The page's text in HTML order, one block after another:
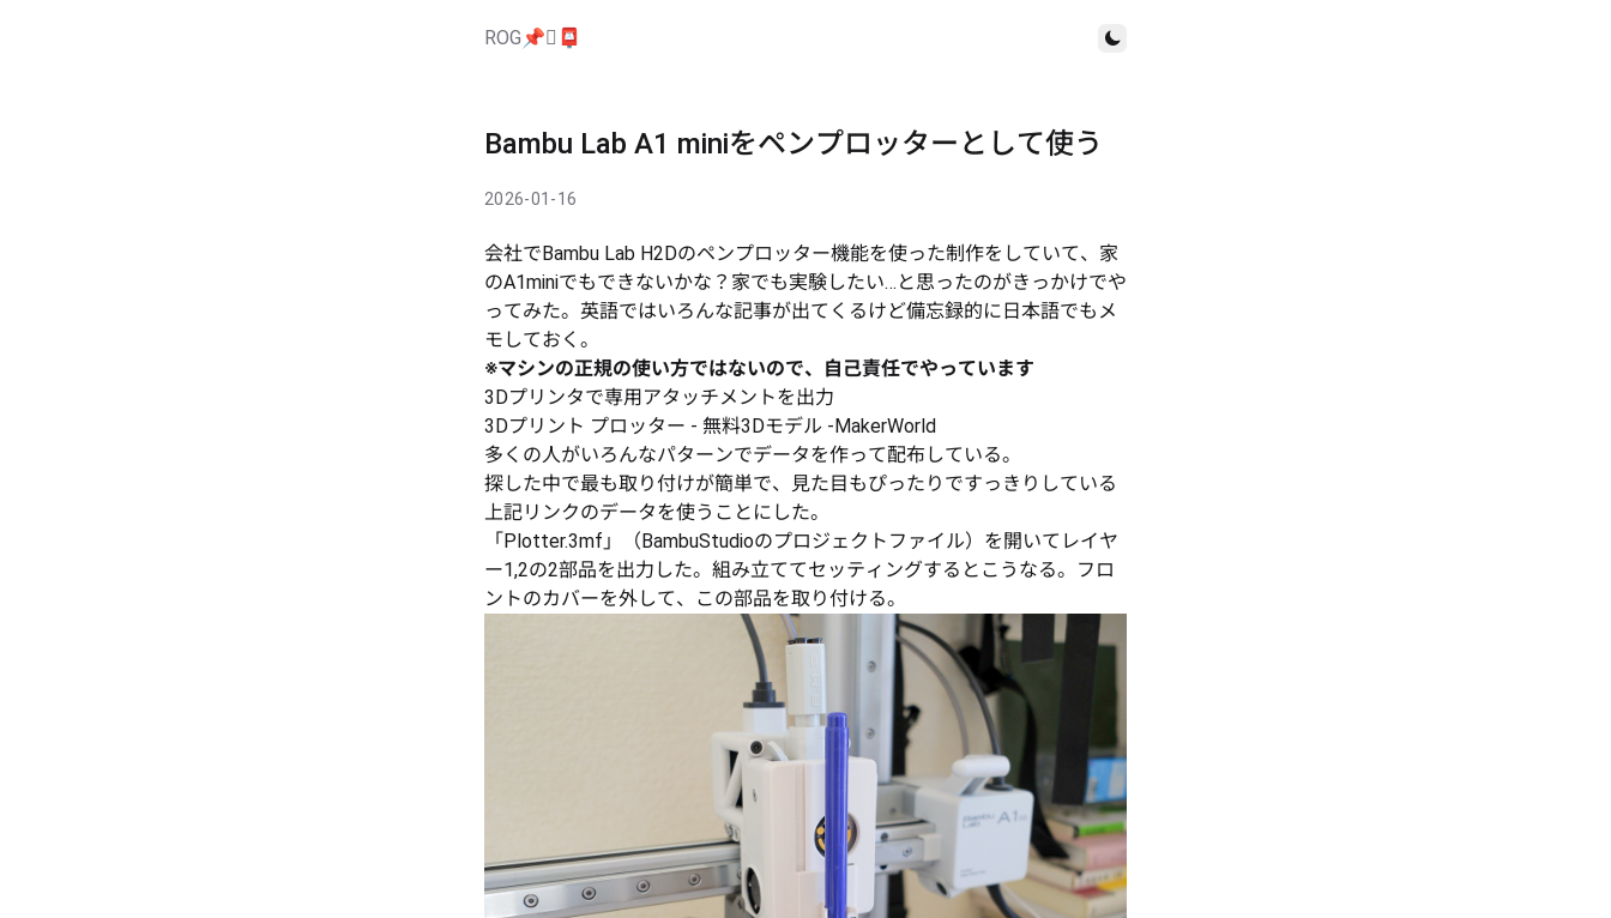
ROG 📌🫆 📮
Toggle theme
Bambu Lab A1 miniをペンプロッターとして使う
2026-01-16
会社でBambu Lab H2Dのペンプロッター機能を使った制作をしていて、家
のA1miniでもできないかな？家でも実験したい…と思ったのがきっかけでや
ってみた。英語ではいろんな記事が出てくるけど備忘録的に日本語でもメ
モしておく。
※マシンの正規の使い方ではないので、自己責任でやっています
3Dプリンタで専用アタッチメントを出力
3Dプリント プロッター - 無料3Dモデル -MakerWorld
多くの人がいろんなパターンでデータを作って配布している。
探した中で最も取り付けが簡単で、見た目もぴったりですっきりしている
上記リンクのデータを使うことにした。
「Plotter.3mf」（BambuStudioのプロジェクトファイル）を開いてレイヤ
ー1,2の2部品を出力した。組み立ててセッティングするとこうなる。フロ
ントのカバーを外して、この部品を取り付ける。